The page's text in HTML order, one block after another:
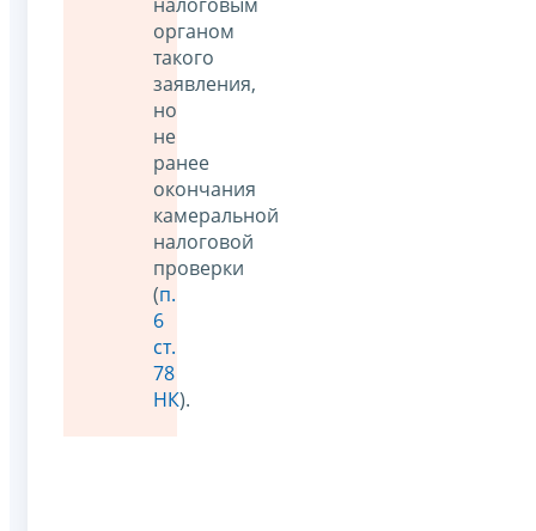
органом
такого
заявления,
но
не
ранее
окончания
камеральной
налоговой
проверки
(п.
6
ст.
78
НК).